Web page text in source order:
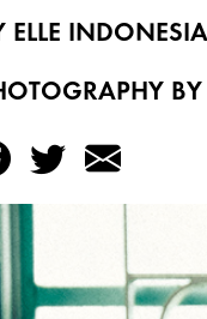
ELLE INDONESIA